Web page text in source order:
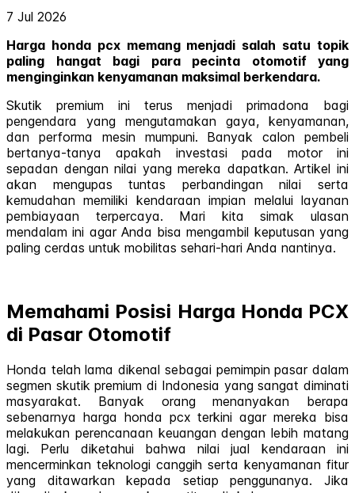
7 Jul 2026
Harga honda pcx memang menjadi salah satu topik
paling hangat bagi para pecinta otomotif yang
menginginkan kenyamanan maksimal berkendara.
Skutik premium ini terus menjadi primadona bagi
pengendara yang mengutamakan gaya, kenyamanan,
dan performa mesin mumpuni. Banyak calon pembeli
bertanya-tanya apakah investasi pada motor ini
sepadan dengan nilai yang mereka dapatkan. Artikel ini
akan mengupas tuntas perbandingan nilai serta
kemudahan memiliki kendaraan impian melalui layanan
pembiayaan terpercaya. Mari kita simak ulasan
mendalam ini agar Anda bisa mengambil keputusan yang
paling cerdas untuk mobilitas sehari-hari Anda nantinya.
Memahami Posisi Harga Honda PCX
di Pasar Otomotif
Honda telah lama dikenal sebagai pemimpin pasar dalam
segmen skutik premium di Indonesia yang sangat diminati
masyarakat. Banyak orang menanyakan berapa
sebenarnya harga honda pcx terkini agar mereka bisa
melakukan perencanaan keuangan dengan lebih matang
lagi. Perlu diketahui bahwa nilai jual kendaraan ini
mencerminkan teknologi canggih serta kenyamanan fitur
yang ditawarkan kepada setiap penggunanya. Jika